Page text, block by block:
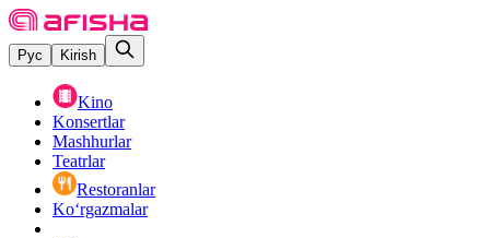
Рус Kirish
Kino
Konsertlar
Mashhurlar
Teatrlar
Restoranlar
Ko‘rgazmalar